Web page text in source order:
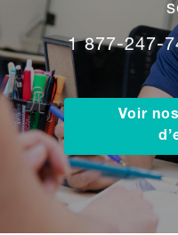
1 877-247-
Voir